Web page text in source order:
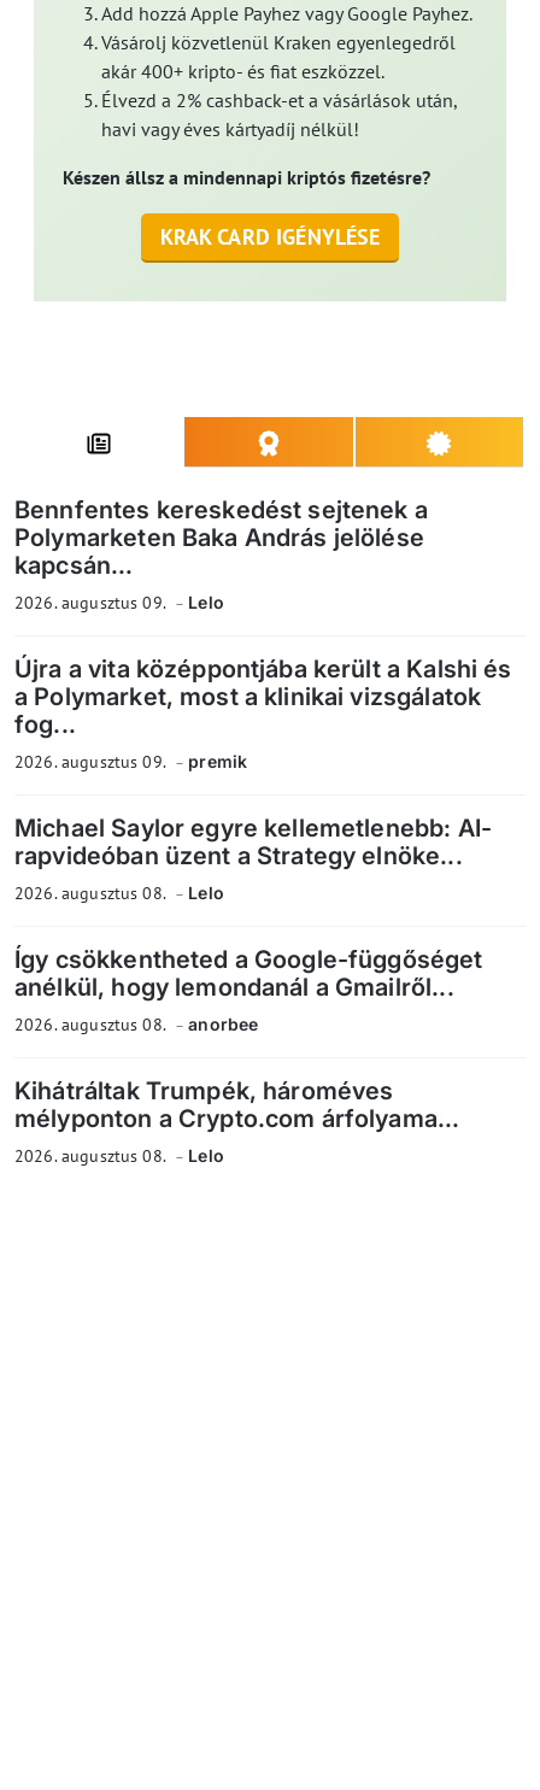
Add hozzá Apple Payhez vagy Google Payhez.
Vásárolj közvetlenül Kraken egyenlegedről
akár 400+ kripto- és fiat eszközzel.
Élvezd a 2% cashback-et a vásárlások után,
havi vagy éves kártyadíj nélkül!
Készen állsz a mindennapi kriptós fizetésre?
KRAK CARD IGÉNYLÉSE
Bennfentes kereskedést sejtenek a
Polymarketen Baka András jelölése
kapcsán...
2026. augusztus 09. Lelo
Újra a vita középpontjába került a Kalshi és
a Polymarket, most a klinikai vizsgálatok
fog...
2026. augusztus 09. premik
Michael Saylor egyre kellemetlenebb: AI-
rapvideóban üzent a Strategy elnöke...
2026. augusztus 08. Lelo
Így csökkentheted a Google-függőséget
anélkül, hogy lemondanál a Gmailről...
2026. augusztus 08. anorbee
Kihátráltak Trumpék, hároméves
mélyponton a Crypto.com árfolyama...
2026. augusztus 08. Lelo